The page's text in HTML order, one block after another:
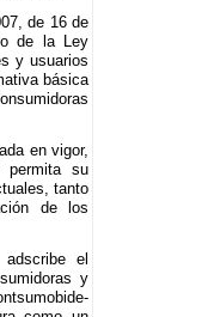
de 16 de
de la Ley
y usuarios
básica
en vigor,
permita su
tanto
de los
el
y